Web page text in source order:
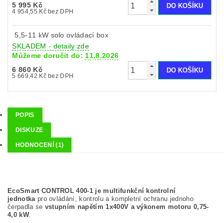
5 995 Kč
4 954,55 Kč bez DPH
5,5-11 kW solo ovládací box
SKLADEM - detaily zde
Můžeme doručit do: 11.8.2026
6 860 Kč
5 669,42 Kč bez DPH
POPIS
DISKUZE
HODNOCENÍ (1)
EcoSmart CONTROL 400-1 je multifunkční kontrolní
jednotka pro ovládání, kontrolu a kompletní ochranu jednoho
čerpadla se vstupním napětím 1x400V a výkonem motoru 0,75-
4,0 kW.